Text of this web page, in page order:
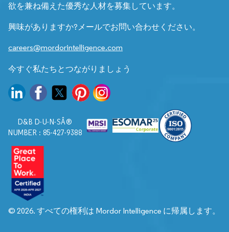
欲を兼ね備えた優秀な人材を募集しています。
興味がありますか?メールでお問い合わせください。
careers@mordorintelligence.com
今すぐ私たちとつながりましょう
D&B D-U-N-SÂ®
NUMBER : 85-427-9388
© 2026. すべての権利は Mordor Intelligence に帰属します。